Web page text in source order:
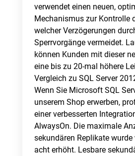
verwendet einen neuen,
Mechanismus zur Kontrolle
welcher Verzögerungen
Sperrvorgänge vermeidet.
können Kunden mit dieser
eine bis zu 20-mal höhere
Vergleich zu SQL Server
Wenn Sie Microsoft SQL
unserem Shop erwerben,
einer verbesserten
AlwaysOn. Die maximale
sekundären Replikate
acht erhöht. Lesbare